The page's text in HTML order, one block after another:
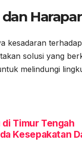
kesadaran
solusi yang
melindungi
Timur Tengah
Kesepakatan